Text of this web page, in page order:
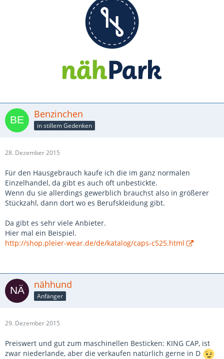
Benzinchen
in stillem Gedenken
28. Dezember 2015
Für den Hausgebrauch kaufe ich die im ganz normalen
Einzelhandel, da gibt es auch oft unbestickte.
Wenn du sie allerdings gewerblich brauchst also in größerer
Stückzahl, dann dort wo es Berufskleidung gibt.
Da gibt es sehr viele Anbieter.
Hier mal ein Beispiel.
http://shop.pleier-wear.de/de/katalog/caps-c525.html
nähhund
Anfänger
29. Dezember 2015
Preiswert und gut zum maschinellen Besticken: KING CAP, ist
zwar niederlande, aber die verkaufen natürlich gerne in D